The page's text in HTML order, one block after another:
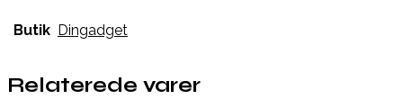
Butik Dingadget
Relaterede varer